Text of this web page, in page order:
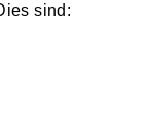
sind: